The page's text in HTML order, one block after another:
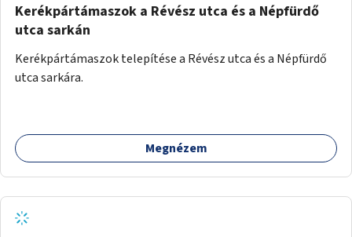
Kerékpártámaszok a Révész utca és a Népfürdő
utca sarkán
Kerékpártámaszok telepítése a Révész utca és a Népfürdő
utca sarkára.
Megnézem